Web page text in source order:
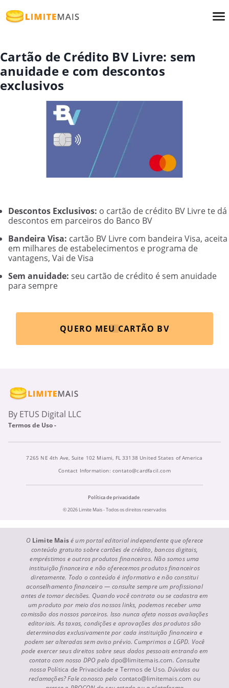
Cartão de Crédito BV Livre: sem
anuidade e com descontos
exclusivos
Descontos Exclusivos: o cartão de crédito BV Livre te dá
descontos em parceiros do Banco BV
Bandeira Visa: cartão BV Livre com bandeira Visa, aceita
em milhares de estabelecimentos e programa de
vantagens, Vai de Visa
Sem anuidade: seu cartão de crédito é sem anuidade
para sempre
QUERO MEU CARTÃO BV
By ETUS Digital LLC
Termos de Uso -
7265 NE 4th Ave, Suite 102 Miami, FL 33138 United States of America
Contact Information: contato@cardfacil.com
Política de privacidade
© 2026 Limite Mais - Todos os direitos reservados
O Limite Maisé um portal editorial independente que oferece
conteúdo gratuito sobre cartões de crédito, bancos digitais,
empréstimos e outros produtos financeiros. Não somos uma
instituição financeira e não oferecemos produtos financeiros
diretamente. Todo o conteúdo é informativo e não constitui
aconselhamento financeiro — consulte sempre um profissional
antes de tomar decisões. Quando você contrata ou se cadastra em
um produto por meio dos nossos links, podemos receber uma
comissão dos nossos parceiros. Isso nunca afeta nossas avaliações
editoriais. As taxas, condições e aprovações dos produtos são
determinadas exclusivamente por cada instituição financeira e
podem ser alteradas sem aviso prévio. Cumprimos a LGPD. Você
pode exercer seus direitos sobre seus dados pessoais entrando em
contato com nosso DPO pelodpo@limitemais.com. Consulte
nossa Política de Privacidade e Termos de Uso. Dúvidas ou
reclamações? Fale conosco pelo contato@limitemais.com ou